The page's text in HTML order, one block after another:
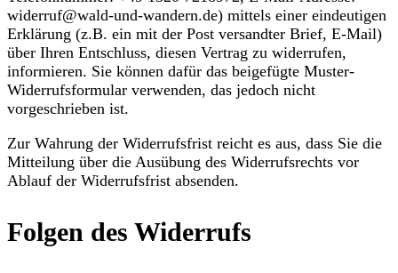
widerruf@wald-und-wandern.de) mittels einer eindeutigen
Erklärung (z.B. ein mit der Post versandter Brief, E-Mail)
über Ihren Entschluss, diesen Vertrag zu widerrufen,
informieren. Sie können dafür das beigefügte Muster-
Widerrufsformular verwenden, das jedoch nicht
vorgeschrieben ist.
Zur Wahrung der Widerrufsfrist reicht es aus, dass Sie die
Mitteilung über die Ausübung des Widerrufsrechts vor
Ablauf der Widerrufsfrist absenden.
Folgen des Widerrufs